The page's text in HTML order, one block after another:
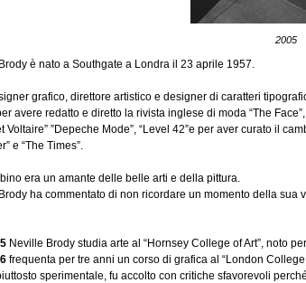
2005
è nato a Southgate a Londra il 23 aprile 1957.
grafico, direttore artistico e designer di caratteri
avere redatto e diretto la rivista inglese di moda “The
Voltaire” ”Depeche Mode”, “Level 42”e per aver curato il
e “The Times”.
era un amante delle belle arti e della pittura.
ha commentato di non ricordare un momento della
Neville Brody studia arte al “Hornsey College of Art”, noto
frequenta per tre anni un corso di grafica al “London
sperimentale, fu accolto con critiche sfavorevoli